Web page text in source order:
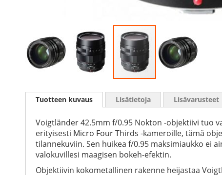
to
images
gallery
Tuotteen kuvaus
Voigtländer 42.5mm f/0.95 Nokton -objektiivi tuo
erityisesti Micro Four Thirds -kameroille, tämä
tilannekuviin. Sen huikea f/0.95 maksimiaukko ei
valokuvillesi maagisen bokeh-efektin.
Objektiivin kokometallinen rakenne heijastaa
Lisätietoja Lisävarusteet